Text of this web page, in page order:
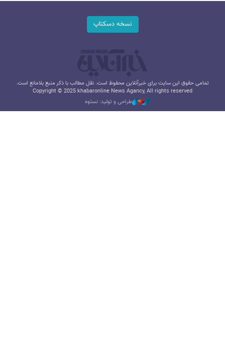
نسخه دسکتاپ
تمامی حقوق این سایت برای خبرآنلاین محفوظ است. نقل مطالب با ذکر منبع بلامانع است.
Copyright © 2025 khabaronline News Agancy, All rights reserved
طراحی و تولید: نستوه